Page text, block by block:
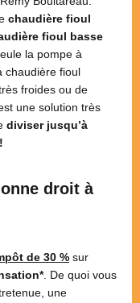
chaudière fioul
fioul basse
la pompe à
chaudière fioul
froides ou de
une solution très
diviser jusqu’à
droit à
de 30 % sur
. De quoi vous
une